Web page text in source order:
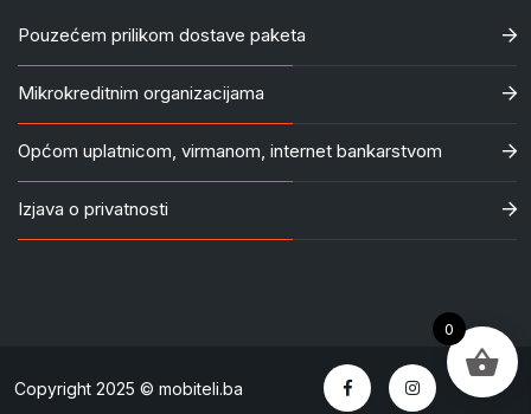
Pouzećem prilikom dostave paketa
Mikrokreditnim organizacijama
Općom uplatnicom, virmanom, internet bankarstvom
Izjava o privatnosti
Copyright 2025 © mobiteli.ba
0